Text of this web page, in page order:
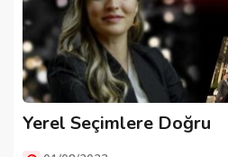
Yerel Seçimlere Doğru